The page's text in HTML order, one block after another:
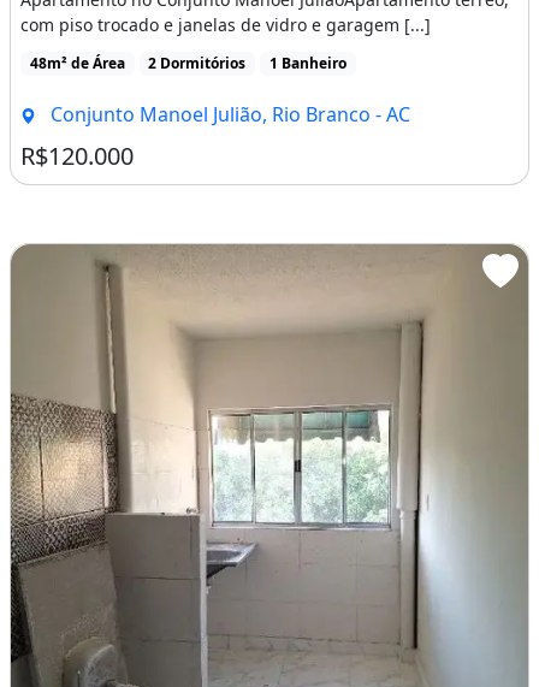
com piso trocado e janelas de vidro e garagem [...]
48m² de Área 2 Dormitórios 1 Banheiro
Conjunto Manoel Julião, Rio Branco - AC
R$120.000